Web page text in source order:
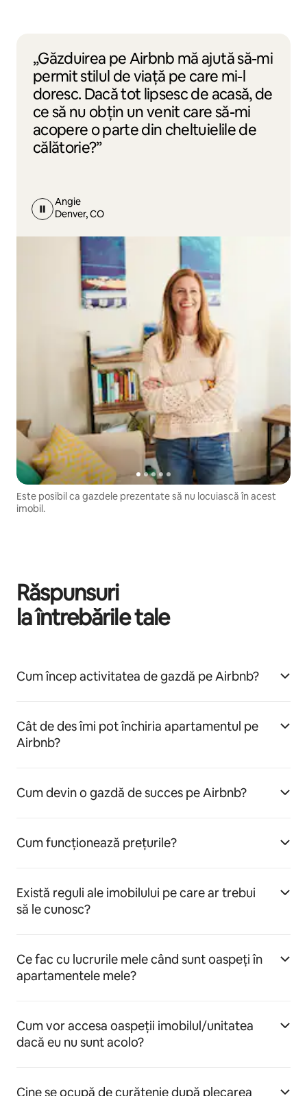
„Găzduirea pe Airbnb mă ajută să-mi
permit stilul de viață pe care mi-l
doresc. Dacă tot lipsesc de acasă, de
ce să nu obțin un venit care să-mi
acopere o parte din cheltuielile de
călătorie?”
Angie
Denver, CO
Este posibil ca gazdele prezentate să nu locuiască în acest
imobil.
Răspunsuri
la întrebările tale
Cum încep activitatea de gazdă pe Airbnb?
Cât de des îmi pot închiria apartamentul pe
Airbnb?
Cum devin o gazdă de succes pe Airbnb?
Cum funcționează prețurile?
Există reguli ale imobilului pe care ar trebui
să le cunosc?
Ce fac cu lucrurile mele când sunt oaspeți în
apartamentele mele?
Cum vor accesa oaspeții imobilul/unitatea
dacă eu nu sunt acolo?
Cine se ocupă de curățenie după plecarea